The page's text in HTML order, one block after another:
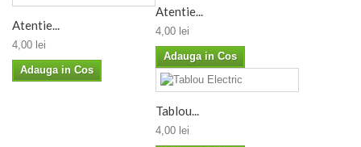
Atentie...
4,00 lei
Adauga in Cos
Atentie...
4,00 lei
Adauga in Cos
Tablou...
4,00 lei